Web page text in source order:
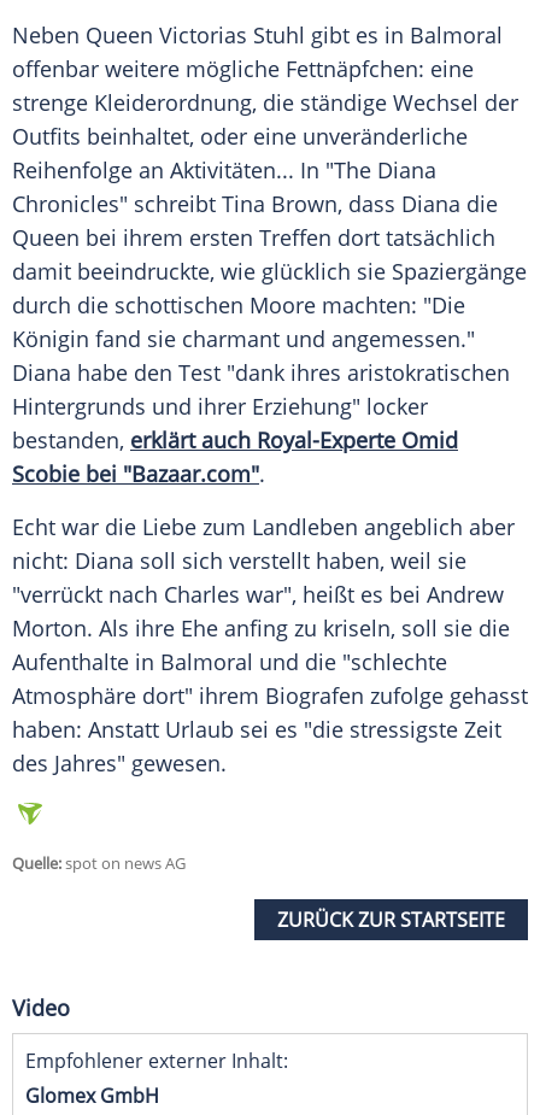
Neben Queen Victorias Stuhl gibt es in Balmoral
offenbar weitere mögliche Fettnäpfchen: eine
strenge Kleiderordnung, die ständige Wechsel der
Outfits beinhaltet, oder eine unveränderliche
Reihenfolge an Aktivitäten... In "The Diana
Chronicles" schreibt Tina Brown, dass Diana die
Queen bei ihrem ersten Treffen dort tatsächlich
damit beeindruckte, wie glücklich sie Spaziergänge
durch die schottischen Moore machten: "Die
Königin fand sie charmant und angemessen."
Diana habe den Test "dank ihres aristokratischen
Hintergrunds und ihrer Erziehung" locker
bestanden, erklärt auch Royal-Experte Omid
Scobie bei "Bazaar.com".
Echt war die Liebe zum Landleben angeblich aber
nicht: Diana soll sich verstellt haben, weil sie
"verrückt nach Charles war", heißt es bei Andrew
Morton. Als ihre Ehe anfing zu kriseln, soll sie die
Aufenthalte in Balmoral und die "schlechte
Atmosphäre dort" ihrem Biografen zufolge gehasst
haben: Anstatt Urlaub sei es "die stressigste Zeit
des Jahres" gewesen.
Quelle:spot on news AG
ZURÜCK ZUR STARTSEITE
Video
Empfohlener externer Inhalt:
Glomex GmbH